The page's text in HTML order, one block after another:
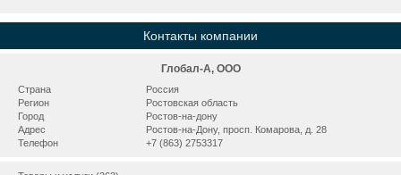
Контакты компании
Глобал-А, ООО
Страна
Россия
Регион
Ростовская область
Город
Ростов-на-дону
Адрес
Ростов-на-Дону, просп. Комарова, д. 28
Телефон
+7 (863) 2753317